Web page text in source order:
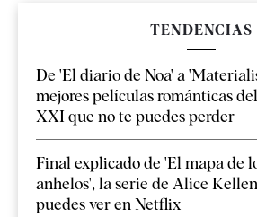
TENDENCIAS
De 'El diario de Noa' a
mejores películas románticas
XXI que no te puedes perder
Final explicado de 'El mapa de
anhelos', la serie de Alice
puedes ver en Netflix